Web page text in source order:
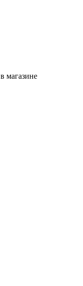
магазине